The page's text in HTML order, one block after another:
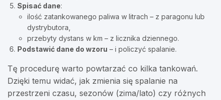
Spisać dane:
ilość zatankowanego paliwa w litrach – z paragonu lub
dystrybutora,
przebyty dystans w km – z licznika dziennego.
Podstawić dane do wzoru – i policzyć spalanie.
Tę procedurę warto powtarzać co kilka tankowań.
Dzięki temu widać, jak zmienia się spalanie na
przestrzeni czasu, sezonów (zima/lato) czy różnych